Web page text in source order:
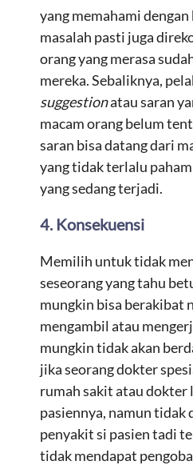
yang memahami
masalah pasti juga
orang yang merasa
mereka. Sebaliknya,
suggestionatau saran
macam orang belum
saran bisa datang dari
yang tidak terlalu
yang sedang terjadi.
4. Konsekuensi
Memilih untuk tidak
seseorang yang tahu
mungkin bisa berakibat
mengambil atau
mungkin tidak akan
jika seorang dokter
rumah sakit atau
pasiennya, namun tidak
penyakit si pasien tadi
tidak mendapat